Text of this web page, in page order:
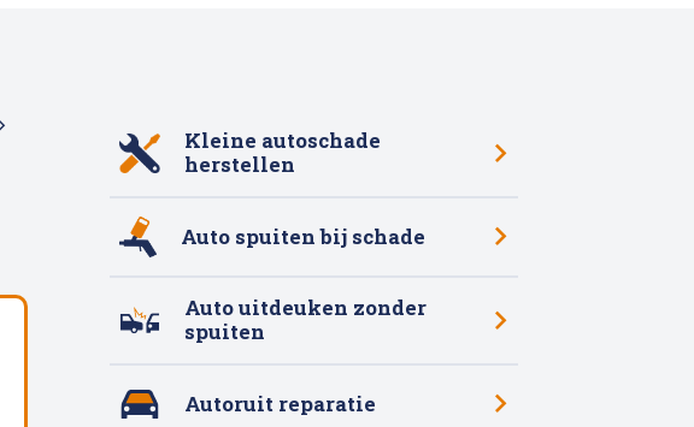
Kleine autoschade
herstellen
Auto spuiten bij schade
Auto uitdeuken zonder
spuiten
Autoruit reparatie